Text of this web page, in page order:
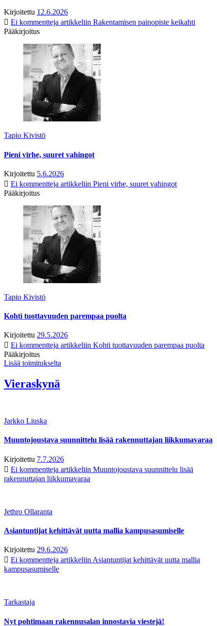
Kirjoitettu 12.6.2026
Ei kommentteja artikkeliin Rakentamisen painopiste keikahti
Pääkirjoitus
Tapio Kivistö
Pieni virhe, suuret vahingot
Kirjoitettu 5.6.2026
Ei kommentteja artikkeliin Pieni virhe, suuret vahingot
Pääkirjoitus
Tapio Kivistö
Kohti tuottavuuden parempaa puolta
Kirjoitettu 29.5.2026
Ei kommentteja artikkeliin Kohti tuottavuuden parempaa puolta
Pääkirjoitus
Lisää toimitukselta
Vieraskynä
Jarkko Liuska
Muuntojoustava suunnittelu lisää rakennuttajan liikkumavaraa
Kirjoitettu 7.7.2026
Ei kommentteja artikkeliin Muuntojoustava suunnittelu lisää
rakennuttajan liikkumavaraa
Jethro Ollaranta
Asiantuntijat kehittävät uutta mallia kampusasumiselle
Kirjoitettu 29.6.2026
Ei kommentteja artikkeliin Asiantuntijat kehittävät uutta mallia
kampusasumiselle
Tarkastaja
Nyt pohtimaan rakennusalan innostavia viestejä!